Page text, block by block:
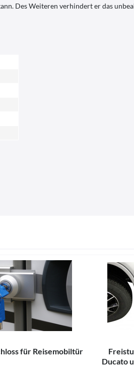
Des Weiteren verhindert er das
für Reisemobiltür
Ducato